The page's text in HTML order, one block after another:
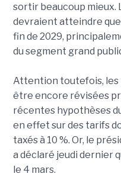
sortir beaucoup mieux.
devraient atteindre que
fin de 2029,
du segment grand
Attention toutefois, les
être encore révisées
récentes hypothèses
en effet sur des tarifs
taxés à 10 %. Or, le
a déclaré jeudi dernier
le 4 mars.